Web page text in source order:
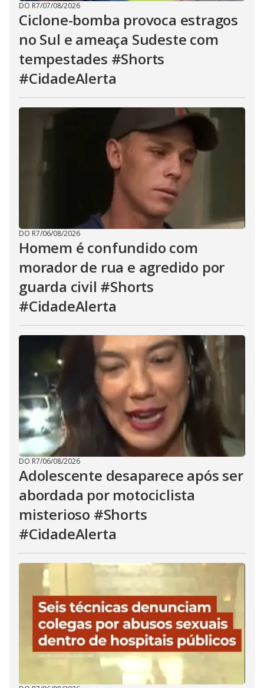
DO R7/07/08/2026
Ciclone-bomba provoca estragos
no Sul e ameaça Sudeste com
tempestades #Shorts
#CidadeAlerta
DO R7/06/08/2026
Homem é confundido com
morador de rua e agredido por
guarda civil #Shorts
#CidadeAlerta
DO R7/06/08/2026
Adolescente desaparece após ser
abordada por motociclista
misterioso #Shorts
#CidadeAlerta